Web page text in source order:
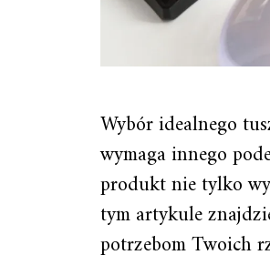
Wybór idealnego
wymaga innego
produkt nie tylko
tym artykule
potrzebom Twoich